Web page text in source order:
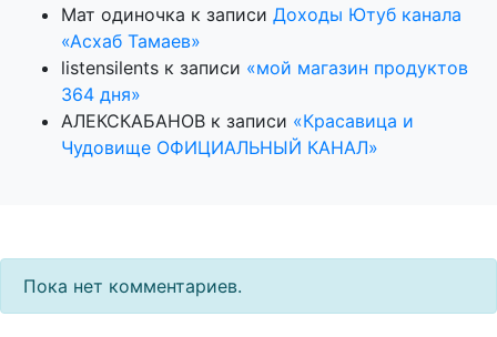
Мат одиночка к записи Доходы Ютуб канала
«Асхаб Тамаев»
listensilents к записи «мой магазин продуктов
364 дня»
АЛЕКСКАБАНОВ к записи «Красавица и
Чудовище ОФИЦИАЛЬНЫЙ КАНАЛ»
Пока нет комментариев.